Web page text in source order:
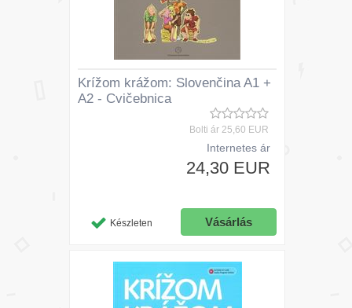
Krížom krážom: Slovenčina A1 +
A2 - Cvičebnica
Bolti ár 25,60 EUR
Internetes ár
24,30 EUR
Készleten